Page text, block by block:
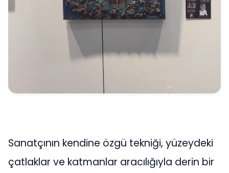
Sanatçının kendine özgü tekniği, yüzeydeki
çatlaklar ve katmanlar aracılığıyla derin bir